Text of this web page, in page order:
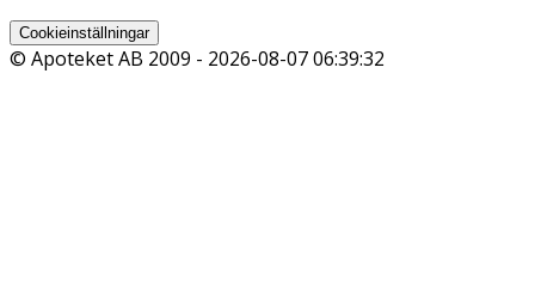
Cookieinställningar
© Apoteket AB 2009 - 2026-08-07 06:39:32